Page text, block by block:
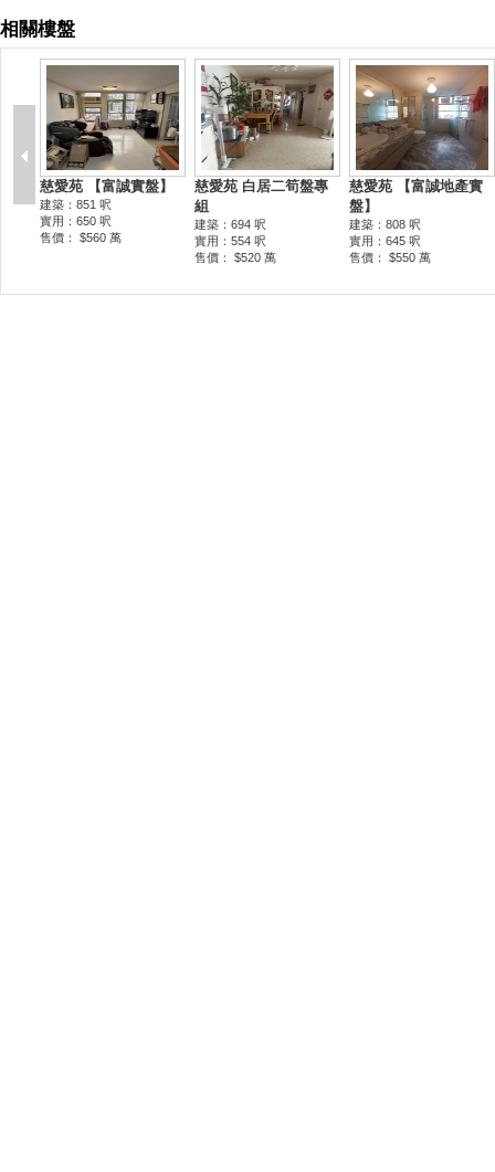
相關樓盤
慈愛苑 【富誠實盤】
建築：851 呎
實用：650 呎
售價： $560 萬
慈愛苑 白居二筍盤專
組
建築：694 呎
實用：554 呎
售價： $520 萬
慈愛苑 【富誠地產實
盤】
建築：808 呎
實用：645 呎
售價： $550 萬